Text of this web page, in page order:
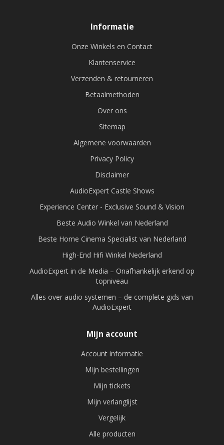
Informatie
Onze Winkels en Contact
Klantenservice
Verzenden & retourneren
Betaalmethoden
Over ons
Sitemap
Algemene voorwaarden
Privacy Policy
Disclaimer
AudioExpert Castle Shows
Experience Center - Exclusive Sound & Vision
Beste Audio Winkel van Nederland
Beste Home Cinema Specialist van Nederland
High-End Hifi Winkel Nederland
AudioExpert in de Media – Onafhankelijk erkend op
topniveau
Alles over audio systemen – de complete gids van
AudioExpert
Mijn account
Account informatie
Mijn bestellingen
Mijn tickets
Mijn verlanglijst
Vergelijk
Alle producten